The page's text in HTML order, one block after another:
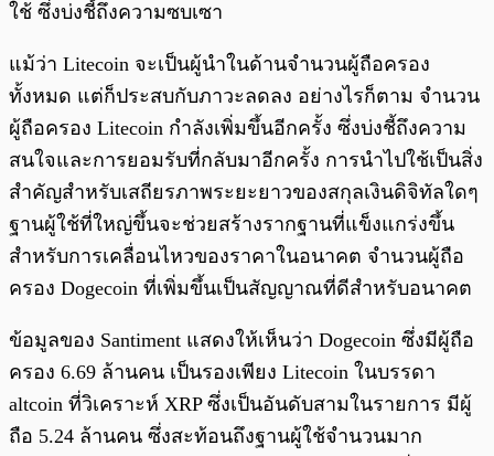
ใช้ ซึ่งบ่งชี้ถึงความซบเซา
แม้ว่า Litecoin จะเป็นผู้นำในด้านจำนวนผู้ถือครอง
ทั้งหมด แต่ก็ประสบกับภาวะลดลง อย่างไรก็ตาม จำนวน
ผู้ถือครอง Litecoin กำลังเพิ่มขึ้นอีกครั้ง ซึ่งบ่งชี้ถึงความ
สนใจและการยอมรับที่กลับมาอีกครั้ง การนำไปใช้เป็นสิ่ง
สำคัญสำหรับเสถียรภาพระยะยาวของสกุลเงินดิจิทัลใดๆ
ฐานผู้ใช้ที่ใหญ่ขึ้นจะช่วยสร้างรากฐานที่แข็งแกร่งขึ้น
สำหรับการเคลื่อนไหวของราคาในอนาคต จำนวนผู้ถือ
ครอง Dogecoin ที่เพิ่มขึ้นเป็นสัญญาณที่ดีสำหรับอนาคต
ข้อมูลของ Santiment แสดงให้เห็นว่า Dogecoin ซึ่งมีผู้ถือ
ครอง 6.69 ล้านคน เป็นรองเพียง Litecoin ในบรรดา
altcoin ที่วิเคราะห์ XRP ซึ่งเป็นอันดับสามในรายการ มีผู้
ถือ 5.24 ล้านคน ซึ่งสะท้อนถึงฐานผู้ใช้จำนวนมาก